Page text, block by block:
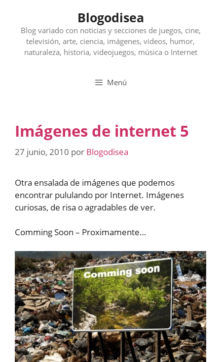
contenido
Blogodisea
Blog variado con noticias y secciones de juegos, cine,
televisión, arte, ciencia, imágenes, videos, humor,
naturaleza, historia, videojuegos, música o Internet
Menú
Imágenes de internet 5
27 junio, 2010 por Blogodisea
Otra ensalada de imágenes que podemos
encontrar pululando por Internet. Imágenes
curiosas, de risa o agradables de ver.
Comming Soon – Proximamente…